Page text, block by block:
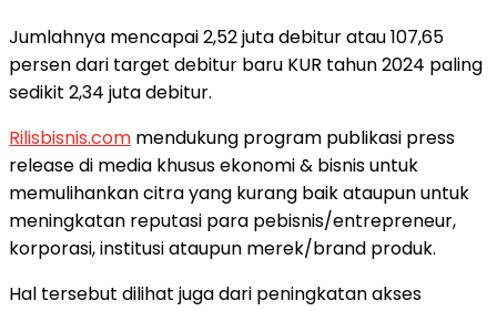
Jumlahnya mencapai 2,52 juta debitur atau 107,65
persen dari target debitur baru KUR tahun 2024 paling
sedikit 2,34 juta debitur.
Rilisbisnis.com mendukung program publikasi press
release di media khusus ekonomi & bisnis untuk
memulihankan citra yang kurang baik ataupun untuk
meningkatan reputasi para pebisnis/entrepreneur,
korporasi, institusi ataupun merek/brand produk.
Hal tersebut dilihat juga dari peningkatan akses